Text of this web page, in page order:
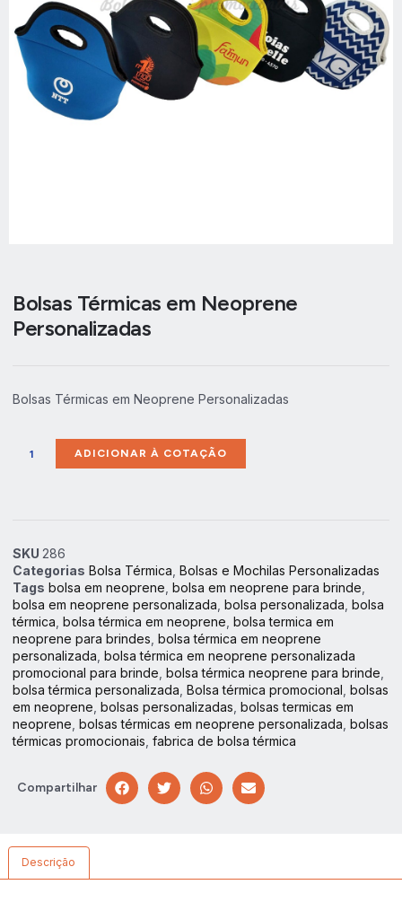
Bolsas Térmicas em Neoprene
Personalizadas
Bolsas Térmicas em Neoprene Personalizadas
ADICIONAR À COTAÇÃO
SKU 286
Categorias Bolsa Térmica Bolsas e Mochilas Personalizadas
Tags bolsa em neoprene bolsa em neoprene para brinde
bolsa em neoprene personalizada bolsa personalizada bolsa
térmica bolsa térmica em neoprene bolsa termica em
neoprene para brindes bolsa térmica em neoprene
personalizada bolsa térmica em neoprene personalizada
promocional para brinde bolsa térmica neoprene para brinde
bolsa térmica personalizada Bolsa térmica promocional bolsas
em neoprene bolsas personalizadas bolsas termicas em
neoprene bolsas térmicas em neoprene personalizada bolsas
térmicas promocionais fabrica de bolsa térmica
Compartilhar
Descrição